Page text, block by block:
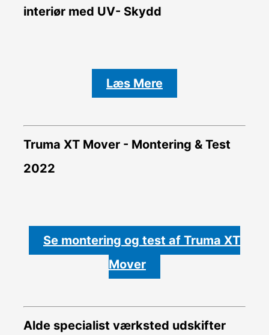
interiør med UV- Skydd
Læs Mere
Truma XT Mover - Montering & Test
2022
Se montering og test af Truma XT
Mover
Alde specialist værksted udskifter